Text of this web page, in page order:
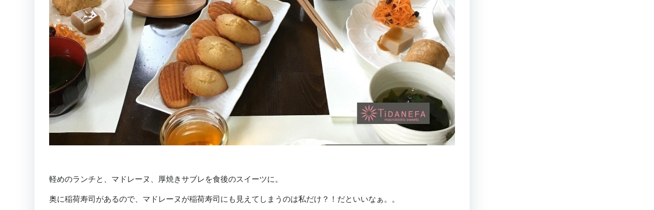
軽めのランチと、マドレーヌ、厚焼きサブレを食後のスイーツに。
奥に稲荷寿司があるので、マドレーヌが稲荷寿司にも見えてしまうのは私だけ？！だといいなぁ。。